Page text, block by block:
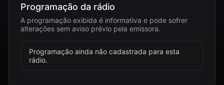
Programação da rádio
A programação exibida é informativa e pode sofrer
alterações sem aviso prévio pela emissora.
Programação ainda não cadastrada para esta
rádio.